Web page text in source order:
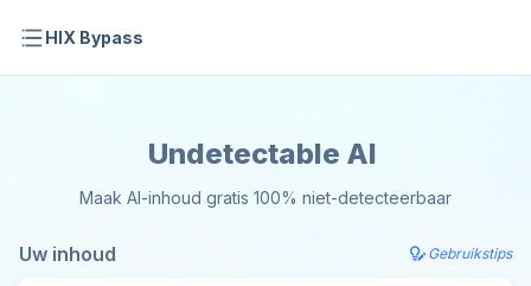
HIX Bypass
Undetectable AI
Maak AI-inhoud gratis 100% niet-detecteerbaar
Uw inhoud Gebruikstips